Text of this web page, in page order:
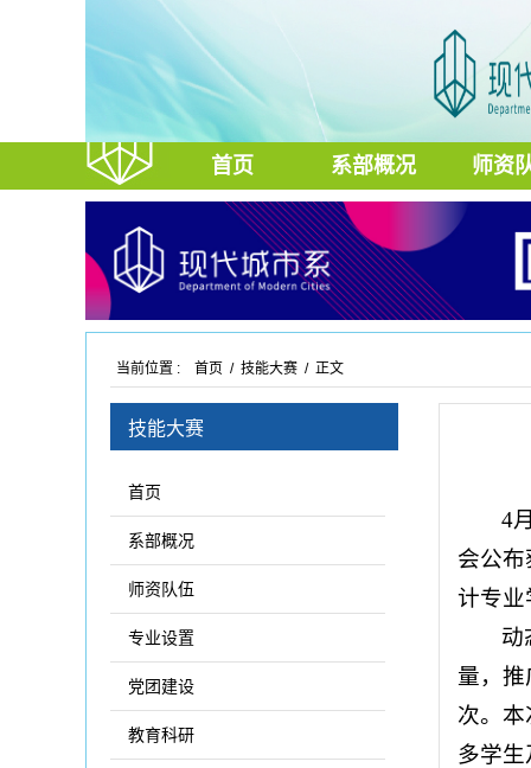
首页 系部概况 师资
当前位置 : 首页 / 技能大赛 / 正文
技能大赛
首页
系部概况
师资队伍
专业设置
党团建设
教育科研
4
会公
计专业
动
量，
次。
多学